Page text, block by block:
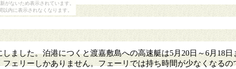
がないため表示されています。
以内に表示されなくなります。
した。泊港につくと渡嘉敷島への高速艇は5月20日～6月18日
ェリーしかありません。フェーリでは持ち時間が少なくなるの